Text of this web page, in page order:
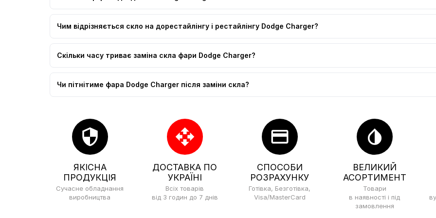
Чим відрізняється скло на дорестайлінгу і рестайлінгу Dodge Charger?
Скільки часу триває заміна скла фари Dodge Charger?
Чи пітнітиме фара Dodge Charger після заміни скла?
security
ЯКІСНА
ПРОДУКЦІЯ
Сучасне обладнання
виробництва
open_with
ДОСТАВКА ПО
УКРАЇНІ
Всіх товарів
від 3 годин до 7 днів
credit_card
СПОСОБИ
РОЗРАХУНКУ
Готівка, Безготівка,
Visa/MasterCard
invert_colors
ВЕЛИКИЙ
АСОРТИМЕНТ
Товари
в наявності і під
замовлення